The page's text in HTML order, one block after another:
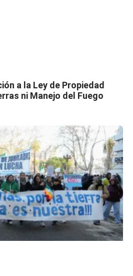
a la Ley de Propiedad
ni Manejo del Fuego